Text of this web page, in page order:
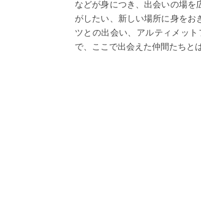
などが身につき、出会いの場を
がしたい、新しい場所に身をお
ツとの出会い、アルティメッ
で、ここで出会えた仲間たちと